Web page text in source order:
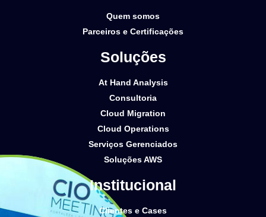
Quem somos
Parceiros e Certificações
Soluções
At Hand Analysis
Consultoria
Cloud Migration
Cloud Operations
Serviços Gerenciados
Soluções AWS
Institucional
Clientes e Cases